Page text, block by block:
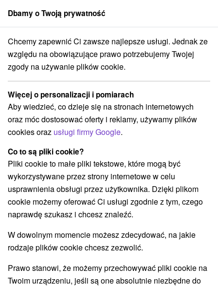
członek grupySorger
Specjalne oferty na Słowacji Halloween pozostaje
Halloween pozostaje
Kategorie
Wszystkie kategorie
Pobyty z rabatem(148)
Wellness pobyty(217) Wyjazdy weekendowe
Romantyczne wypady
Wakacje rodzinne(149)
Wybierz lokalizację lub datę
w Tatrach(32) Prešovský kraj(20) Pokaż wszystko
WSZYSTKO TOP - BESTSELLERY NAJTAŃSZE
Dbamy o Twoją prywatność
Chcemy zapewnić Ci zawsze najlepsze usługi. Jednak ze
względu na obowiązujące prawo potrzebujemy Twojej
zgody na używanie plików cookie.
Więcej o personalizacji i pomiarach
Aby wiedzieć, co dzieje się na stronach internetowych
oraz móc dostosować oferty i reklamy, używamy plików
cookies oraz usługi firmy Google.
Co to są pliki cookie?
Pliki cookie to małe pliki tekstowe, które mogą być
wykorzystywane przez strony internetowe w celu
usprawnienia obsługi przez użytkownika. Dzięki plikom
cookie możemy oferować Ci usługi zgodnie z tym, czego
naprawdę szukasz i chcesz znaleźć.
W dowolnym momencie możesz zdecydować, na jakie
rodzaje plików cookie chcesz zezwolić.
Prawo stanowi, że możemy przechowywać pliki cookie na
Twoim urządzeniu, jeśli są one absolutnie niezbędne do